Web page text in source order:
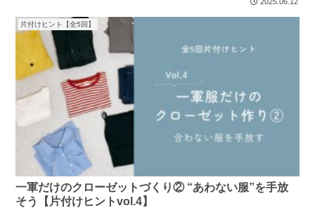
片付けヒント【全5回】
一軍だけのクローゼットづくり② “あわない服”を手放
そう【片付けヒントvol.4】